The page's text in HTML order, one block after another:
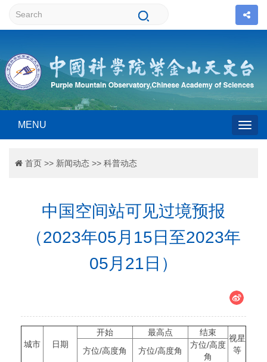
MENU
首页 >> 新闻动态 >> 科普动态
中国空间站可见过境预报
（2023年05月15日至2023年
05月21日）
城市 日期
开始 最高点 结束
视星
等
方位/高度角 方位/高度角
方位/高度
角